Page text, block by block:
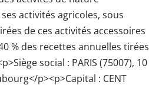
activités agricoles, sous
de ces activités accessoires
% des recettes annuelles tirées
social : PARIS (75007), 10
p><p>Capital : CENT